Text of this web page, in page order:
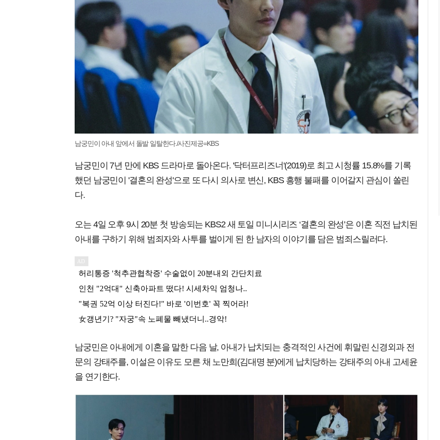
남궁민이 아내 앞에서 돌발 일탈한다./사진제공=KBS
남궁민이 7년 만에 KBS 드라마로 돌아온다. '닥터프리즈너'(2019)로 최고 시청률 15.8%를 기록
했던 남궁민이 '결혼의 완성'으로 또 다시 의사로 변신, KBS 흥행 불패를 이어갈지 관심이 쏠린
다.
오는 4일 오후 9시 20분 첫 방송되는 KBS2 새 토일 미니시리즈 ‘결혼의 완성’은 이혼 직전 납치된
아내를 구하기 위해 범죄자와 사투를 벌이게 된 한 남자의 이야기를 담은 범죄스릴러다.
남궁민은 아내에게 이혼을 말한 다음 날, 아내가 납치되는 충격적인 사건에 휘말린 신경외과 전
문의 강태주를, 이설은 이유도 모른 채 노만희(김대명 분)에게 납치당하는 강태주의 아내 고세윤
을 연기한다.